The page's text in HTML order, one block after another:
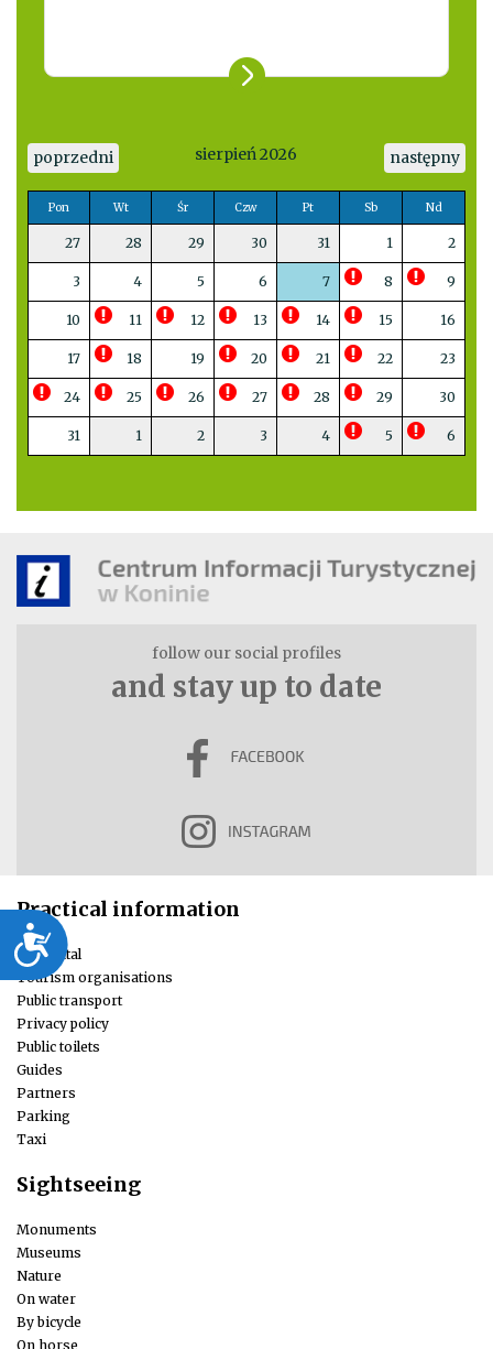
Dostępność
poprzedni sierpień 2026 następny
Pon Wt Śr Czw Pt Sb Nd
27 28 29 30 31 1 2
3 4 5 6 7 8 9
10 11 12 13 14 15 16
17 18 19 20 21 22 23
24 25 26 27 28 29 30
31 1 2 3 4 5 6
follow our social profiles
and stay up to date
Practical information
Car rental
Tourism organisations
Public transport
Privacy policy
Public toilets
Guides
Partners
Parking
Taxi
Sightseeing
Monuments
Museums
Nature
On water
By bicycle
On horse